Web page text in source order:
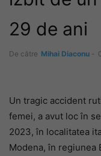
29 de ani
De către Mihai Diaconu -
Un tragic accident
femei, a avut loc în
2023, în localitatea
Modena, în regiunea